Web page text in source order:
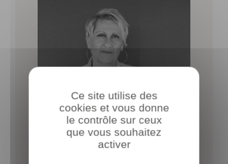
Ce site utilise des
cookies et vous donne
le contrôle sur ceux
que vous souhaitez
activer